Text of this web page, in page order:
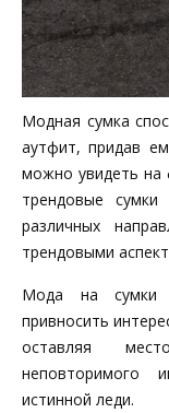
Модная сумка
аутфит, придав
можно увидеть на
трендовые
различных
трендовыми
Мода на сумки
привносить
оставляя
неповторимого
истинной леди.